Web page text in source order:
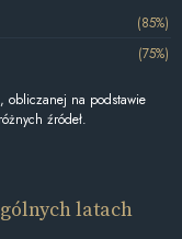
(85%)
(75%)
obliczanej na podstawie
źródeł.
latach